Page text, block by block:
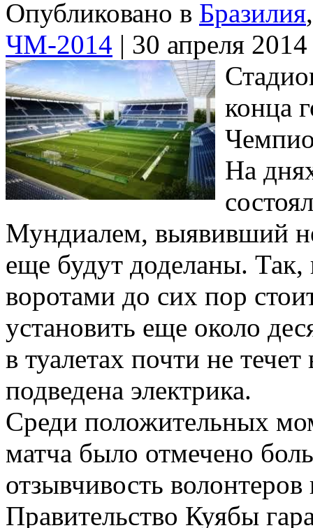
Опубликовано в Бразилия
ЧМ-2014 | 30 апреля 2014
конца
На
Мундиалем, выявивший
еще будут доделаны.
воротами до сих пор
установить еще около
в туалетах почти не
подведена электрика.
Среди положительных
матча было отмечено
отзывчивость
Правительство Куябы